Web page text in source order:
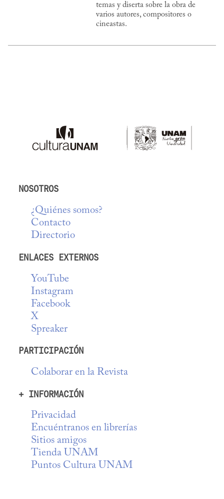
temas y diserta sobre la obra de
varios autores, compositores o
cineastas.
NOSOTROS
¿Quiénes somos?
Contacto
Directorio
ENLACES EXTERNOS
YouTube
Instagram
Facebook
X
Spreaker
PARTICIPACIÓN
Colaborar en la Revista
+ INFORMACIÓN
Privacidad
Encuéntranos en librerías
Sitios amigos
Tienda UNAM
Puntos Cultura UNAM